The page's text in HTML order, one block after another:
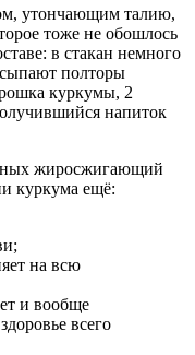
утончающим талию,
тоже не обошлось
в стакан немного
полторы
куркумы, 2
напиток
жиросжигающий
куркума ещё:
на всю
и вообще
всего